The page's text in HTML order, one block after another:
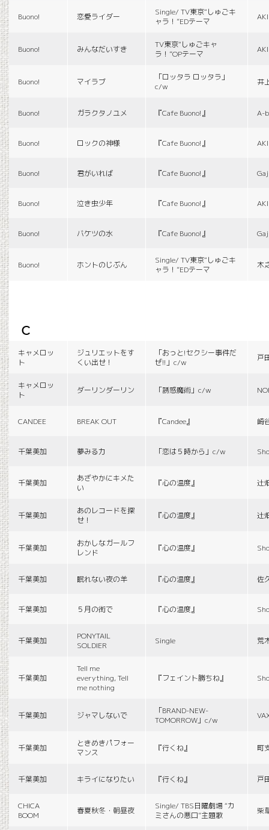
Buono! 恋愛ライダー
Single/ TV東京“しゅごキ
ャラ！”EDテーマ
Buono! みんなだいすき
TV東京“しゅごキャ
ラ！”OPテーマ
Buono! マイラブ
「ロッタラ ロッタラ」
c/w
井
Buono! ガラクタノユメ 『Cafe Buono!』 A-
Buono! ロックの神様 『Cafe Buono!』
Buono! 君がいれば 『Cafe Buono!』
Buono! 泣き虫少年 『Cafe Buono!』
Buono! バケツの水 『Cafe Buono!』
Buono! ホントのじぶん
Single/ TV東京“しゅごキ
ャラ！”EDテーマ
木
c
キャメロッ
ト
ジュリエットをす
くい出せ！
「おっと!セクシー事件だ
ぜ!!」c/w
戸
キャメロッ
ト
ダーリンダーリン 「誘惑魔術」c/w
CANDEE BREAK OUT 『Candee』 崎
千葉美加 夢みる力 「恋は５時から」c/w
千葉美加
あざやかにキメた
い
『心の温度』 辻
千葉美加
あのレコードを探
せ！
『心の温度』 辻
千葉美加
おかしなガールフ
レンド
『心の温度』
千葉美加 眠れない夜の羊 『心の温度』 佐
千葉美加 ５月の街で 『心の温度』
千葉美加
PONYTAIL
SOLDIER
Single 荒
千葉美加
Tell me
everything, Tell
me nothing
『フェイント勝ちね』
千葉美加 ジャマしないで
「BRAND-NEW-
TOMORROW」c/w
千葉美加
ときめきパフォー
マンス
『行くね』 町
千葉美加 キライになりたい 『行くね』 戸
CHICA
BOOM
春夏秋冬・朝昼夜
Single/ TBS日曜劇場 “カ
ミさんの悪口”主題歌
柴